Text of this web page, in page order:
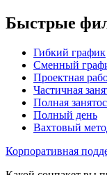
Быстрые
Гибкий график
Сменный
Проектная
Частичная
Полная
Полный день
Вахтовый
Корпоративная